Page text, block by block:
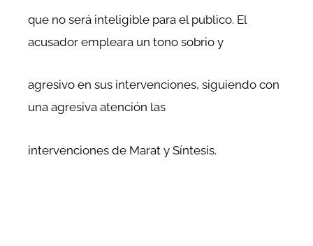
que no será inteligible para el publico. El
acusador empleara un tono sobrio y
agresivo en sus intervenciones, siguiendo con
una agresiva atención las
intervenciones de Marat y Síntesis.